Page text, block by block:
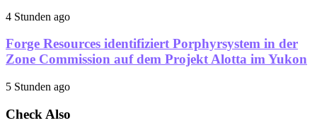
4 Stunden ago
Forge Resources identifiziert Porphyrsystem in der
Zone Commission auf dem Projekt Alotta im Yukon
5 Stunden ago
Check Also